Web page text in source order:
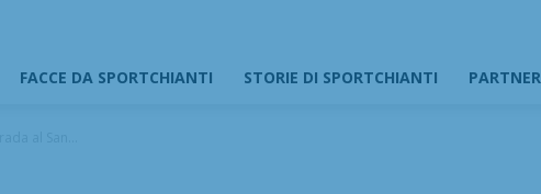
FACCE DA SPORTCHIANTI STORIE DI SPORTCHIANTI